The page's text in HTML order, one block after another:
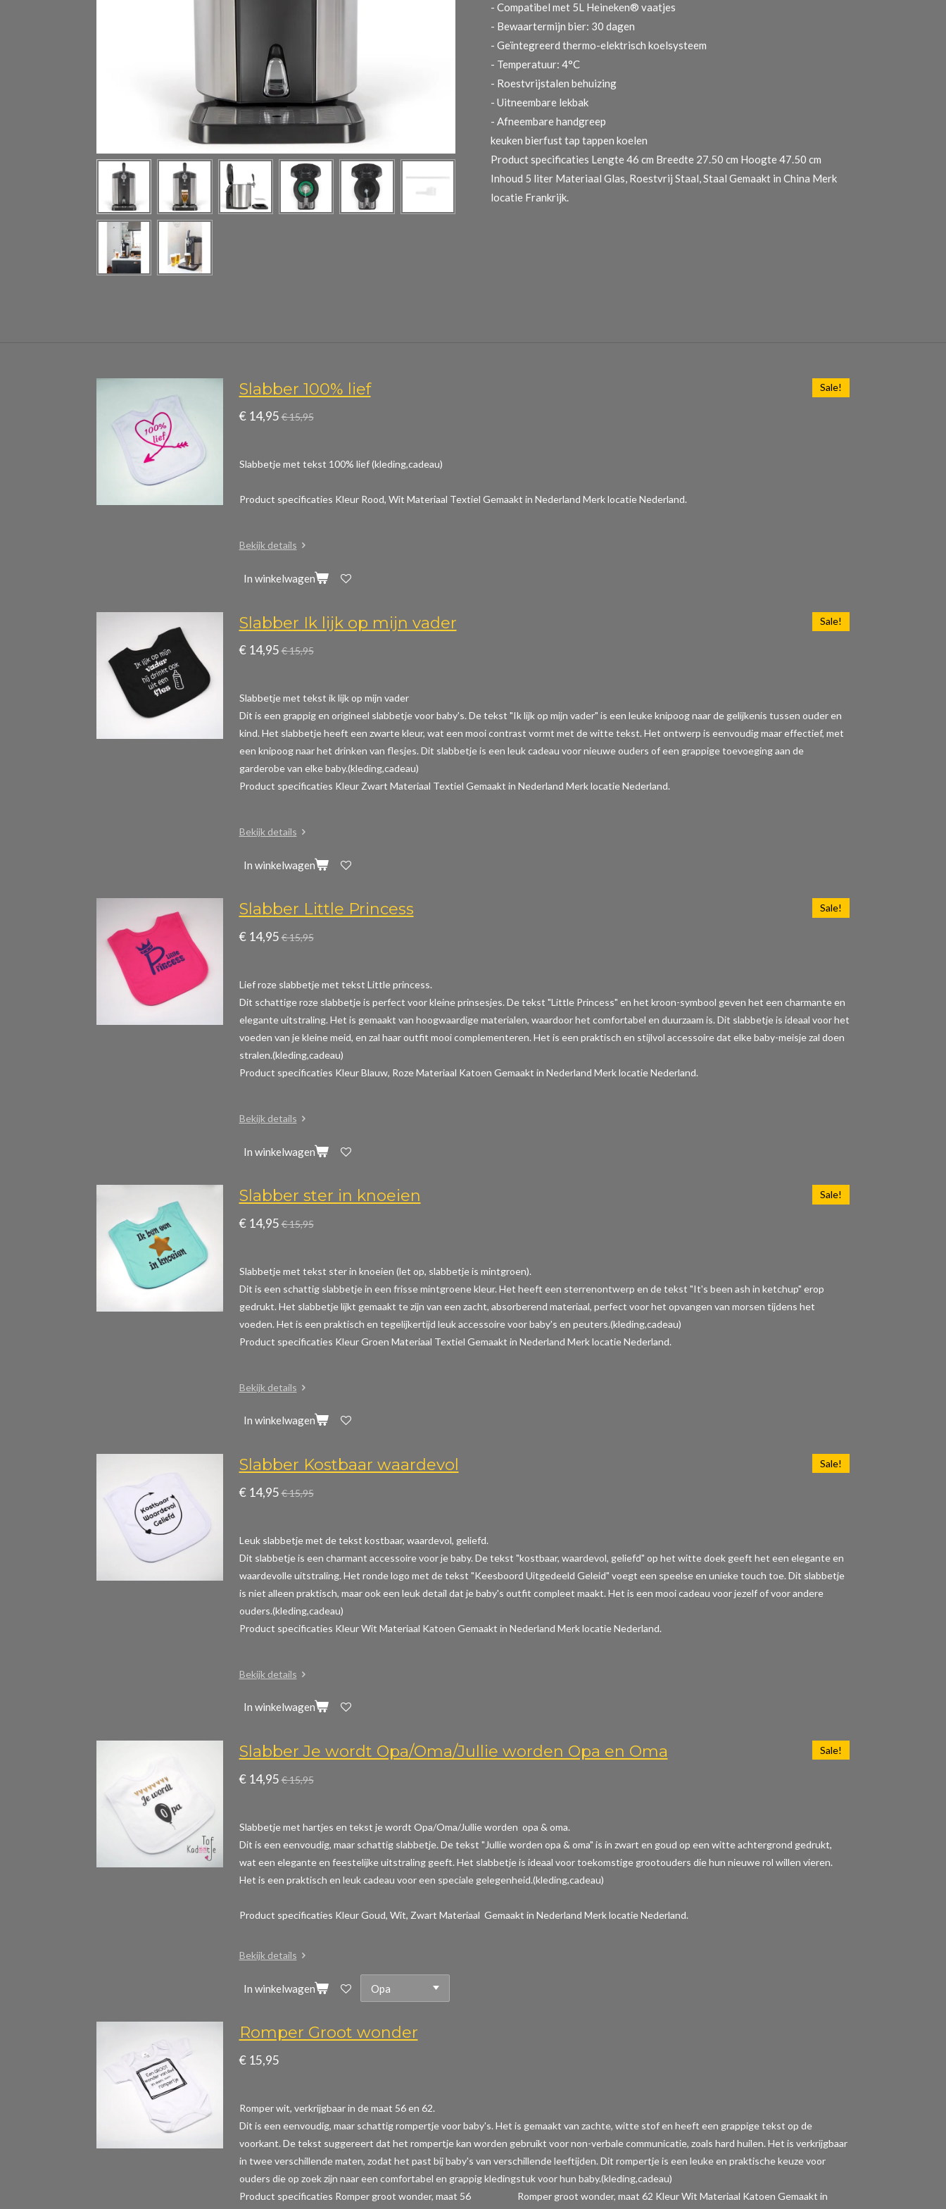
- Compatibel met 5L Heineken® vaatjes
- Bewaartermijn bier: 30 dagen
- Geïntegreerd thermo-elektrisch koelsysteem
- Temperatuur: 4°C
- Roestvrijstalen behuizing
- Uitneembare lekbak
- Afneembare handgreep
keuken bierfust tap tappen koelen
Product specificaties Lengte 46 cm Breedte 27.50 cm Hoogte 47.50 cm
Inhoud 5 liter Materiaal Glas, Roestvrij Staal, Staal Gemaakt in China Merk
locatie Frankrijk.
Sale!
Slabber 100% lief
€ 14,95 € 15,95
Slabbetje met tekst 100% lief (kleding,cadeau)
Product specificaties Kleur Rood, Wit Materiaal Textiel Gemaakt in Nederland Merk locatie Nederland.
Bekijk details
In winkelwagen
Sale!
Slabber Ik lijk op mijn vader
€ 14,95 € 15,95
Slabbetje met tekst ik lijk op mijn vader
Dit is een grappig en origineel slabbetje voor baby's. De tekst "Ik lijk op mijn vader" is een leuke knipoog naar de gelijkenis tussen ouder en
kind. Het slabbetje heeft een zwarte kleur, wat een mooi contrast vormt met de witte tekst. Het ontwerp is eenvoudig maar effectief, met
een knipoog naar het drinken van flesjes. Dit slabbetje is een leuk cadeau voor nieuwe ouders of een grappige toevoeging aan de
garderobe van elke baby.(kleding,cadeau)
Product specificaties Kleur Zwart Materiaal Textiel Gemaakt in Nederland Merk locatie Nederland.
Bekijk details
In winkelwagen
Sale!
Slabber Little Princess
€ 14,95 € 15,95
Lief roze slabbetje met tekst Little princess.
Dit schattige roze slabbetje is perfect voor kleine prinsesjes. De tekst "Little Princess" en het kroon-symbool geven het een charmante en
elegante uitstraling. Het is gemaakt van hoogwaardige materialen, waardoor het comfortabel en duurzaam is. Dit slabbetje is ideaal voor het
voeden van je kleine meid, en zal haar outfit mooi complementeren. Het is een praktisch en stijlvol accessoire dat elke baby-meisje zal doen
stralen.(kleding,cadeau)
Product specificaties Kleur Blauw, Roze Materiaal Katoen Gemaakt in Nederland Merk locatie Nederland.
Bekijk details
In winkelwagen
Sale!
Slabber ster in knoeien
€ 14,95 € 15,95
Slabbetje met tekst ster in knoeien (let op, slabbetje is mintgroen).
Dit is een schattig slabbetje in een frisse mintgroene kleur. Het heeft een sterrenontwerp en de tekst "It's been ash in ketchup" erop
gedrukt. Het slabbetje lijkt gemaakt te zijn van een zacht, absorberend materiaal, perfect voor het opvangen van morsen tijdens het
voeden. Het is een praktisch en tegelijkertijd leuk accessoire voor baby's en peuters.(kleding,cadeau)
Product specificaties Kleur Groen Materiaal Textiel Gemaakt in Nederland Merk locatie Nederland.
Bekijk details
In winkelwagen
Sale!
Slabber Kostbaar waardevol
€ 14,95 € 15,95
Leuk slabbetje met de tekst kostbaar, waardevol, geliefd.
Dit slabbetje is een charmant accessoire voor je baby. De tekst "kostbaar, waardevol, geliefd" op het witte doek geeft het een elegante en
waardevolle uitstraling. Het ronde logo met de tekst "Keesboord Uitgedeeld Geleid" voegt een speelse en unieke touch toe. Dit slabbetje
is niet alleen praktisch, maar ook een leuk detail dat je baby's outfit compleet maakt. Het is een mooi cadeau voor jezelf of voor andere
ouders.(kleding,cadeau)
Product specificaties Kleur Wit Materiaal Katoen Gemaakt in Nederland Merk locatie Nederland.
Bekijk details
In winkelwagen
Sale!
Slabber Je wordt Opa/Oma/Jullie worden Opa en Oma
€ 14,95 € 15,95
Slabbetje met hartjes en tekst je wordt Opa/Oma/Jullie worden opa & oma.
Dit is een eenvoudig, maar schattig slabbetje. De tekst "Jullie worden opa & oma" is in zwart en goud op een witte achtergrond gedrukt,
wat een elegante en feestelijke uitstraling geeft. Het slabbetje is ideaal voor toekomstige grootouders die hun nieuwe rol willen vieren.
Het is een praktisch en leuk cadeau voor een speciale gelegenheid.(kleding,cadeau)
Product specificaties Kleur Goud, Wit, Zwart Materiaal Gemaakt in Nederland Merk locatie Nederland.
Bekijk details
In winkelwagen
Romper Groot wonder
€ 15,95
Romper wit, verkrijgbaar in de maat 56 en 62.
Dit is een eenvoudig, maar schattig rompertje voor baby's. Het is gemaakt van zachte, witte stof en heeft een grappige tekst op de
voorkant. De tekst suggereert dat het rompertje kan worden gebruikt voor non-verbale communicatie, zoals hard huilen. Het is verkrijgbaar
in twee verschillende maten, zodat het past bij baby's van verschillende leeftijden. Dit rompertje is een leuke en praktische keuze voor
ouders die op zoek zijn naar een comfortabel en grappig kledingstuk voor hun baby.(kleding,cadeau)
Product specificaties Romper groot wonder, maat 56 Romper groot wonder, maat 62 Kleur Wit Materiaal Katoen Gemaakt in